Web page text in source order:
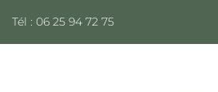
Tél : 06 25 94 72 75